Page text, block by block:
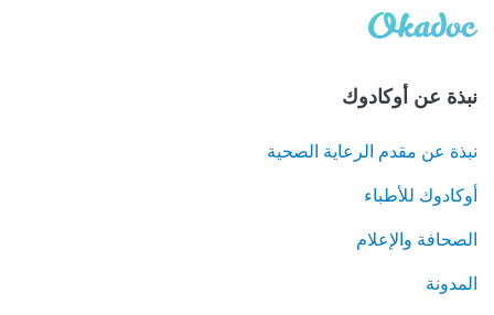
نبذة عن أوكادوك
نبذة عن مقدم الرعاية الصحية
أوكادوك للأطباء
الصحافة والإعلام
المدونة